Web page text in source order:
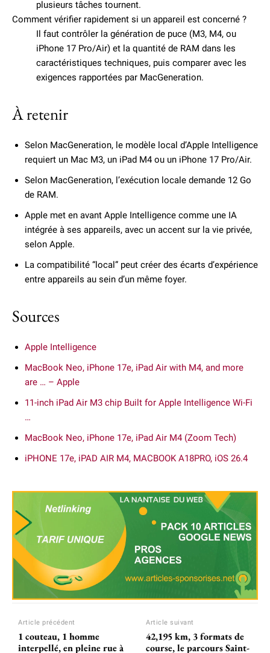
plusieurs tâches tournent.
Comment vérifier rapidement si un appareil est concerné ?
Il faut contrôler la génération de puce (M3, M4, ou
iPhone 17 Pro/Air) et la quantité de RAM dans les
caractéristiques techniques, puis comparer avec les
exigences rapportées par MacGeneration.
À retenir
Selon MacGeneration, le modèle local d’Apple Intelligence
requiert un Mac M3, un iPad M4 ou un iPhone 17 Pro/Air.
Selon MacGeneration, l’exécution locale demande 12 Go
de RAM.
Apple met en avant Apple Intelligence comme une IA
intégrée à ses appareils, avec un accent sur la vie privée,
selon Apple.
La compatibilité “local” peut créer des écarts d’expérience
entre appareils au sein d’un même foyer.
Sources
Apple Intelligence
MacBook Neo, iPhone 17e, iPad Air with M4, and more
are … – Apple
11-inch iPad Air M3 chip Built for Apple Intelligence Wi-Fi
…
MacBook Neo, iPhone 17e, iPad Air M4 (Zoom Tech)
iPHONE 17e, iPAD AIR M4, MACBOOK A18PRO, iOS 26.4
Article précédent
1 couteau, 1 homme
interpellé, en pleine rue à
Article suivant
42,195 km, 3 formats de
course, le parcours Saint-